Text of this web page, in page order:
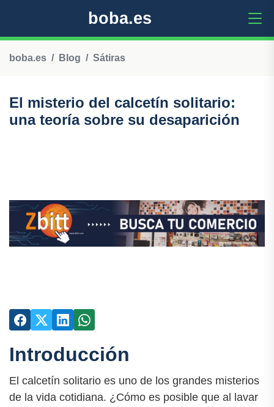
boba.es
boba.es Blog Sátiras
El misterio del calcetín solitario:
una teoría sobre su desaparición
Introducción
El calcetín solitario es uno de los grandes misterios
de la vida cotidiana. ¿Cómo es posible que al lavar